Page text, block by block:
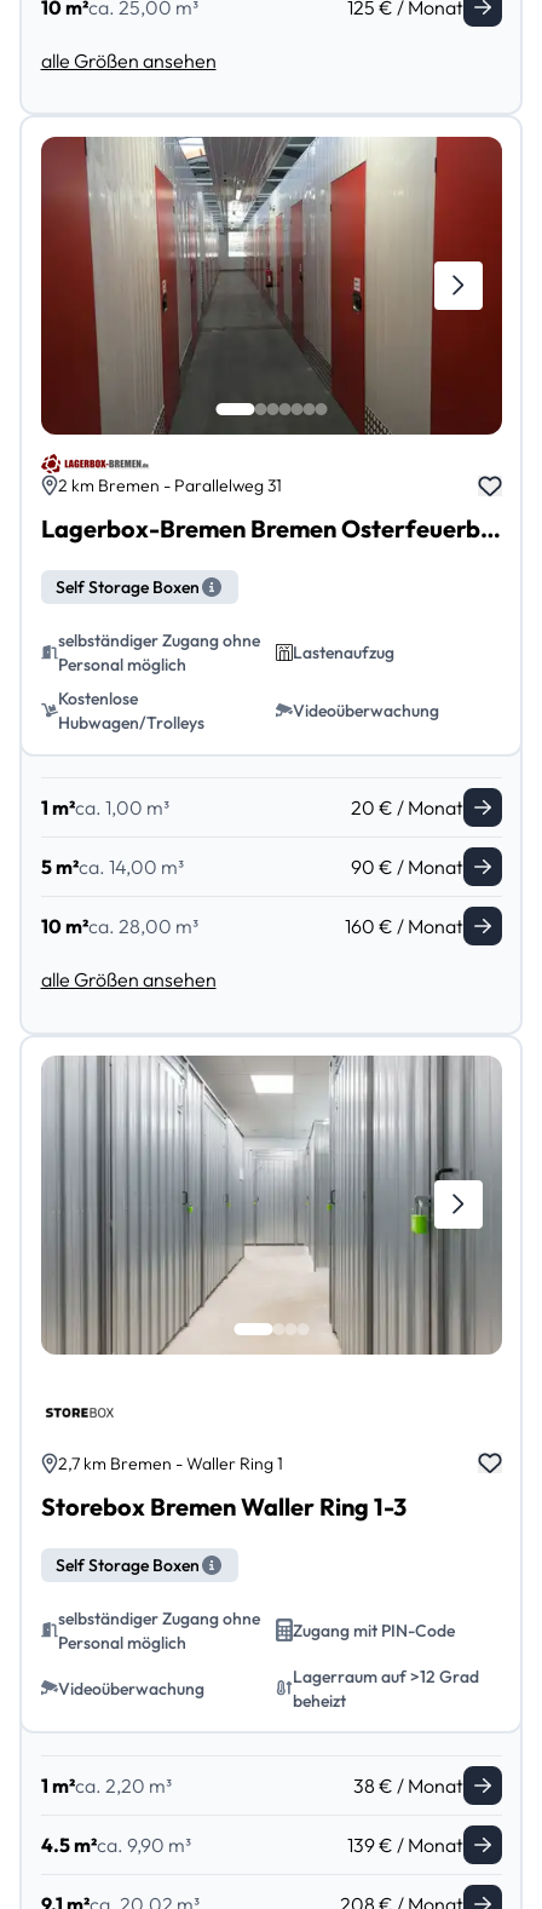
10 m²ca. 25,00 m³ 125 € / Monat
alle Größen ansehen
2 km Bremen - Parallelweg 31
Lagerbox-Bremen Bremen Osterfeuerberg Findorf/Walle
Self Storage Boxen
selbständiger Zugang ohne
Personal möglich
Lastenaufzug
Kostenlose
Hubwagen/Trolleys
Videoüberwachung
1 m²ca. 1,00 m³ 20 € / Monat
5 m²ca. 14,00 m³ 90 € / Monat
10 m²ca. 28,00 m³ 160 € / Monat
alle Größen ansehen
2,7 km Bremen - Waller Ring 1
Storebox Bremen Waller Ring 1-3
Self Storage Boxen
selbständiger Zugang ohne
Personal möglich
Zugang mit PIN-Code
Videoüberwachung
Lagerraum auf >12 Grad
beheizt
1 m²ca. 2,20 m³ 38 € / Monat
4.5 m²ca. 9,90 m³ 139 € / Monat
9.1 m²ca. 20,02 m³ 208 € / Monat